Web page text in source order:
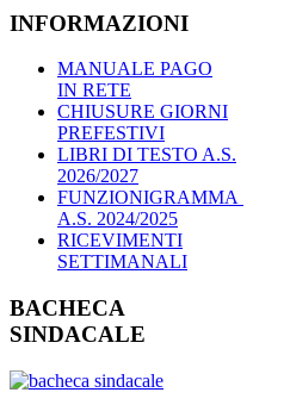
INFORMAZIONI
MANUALE PAGO
IN RETE
CHIUSURE GIORNI
PREFESTIVI
LIBRI DI TESTO A.S.
2026/2027
FUNZIONIGRAMMA
A.S. 2024/2025
RICEVIMENTI
SETTIMANALI
BACHECA
SINDACALE